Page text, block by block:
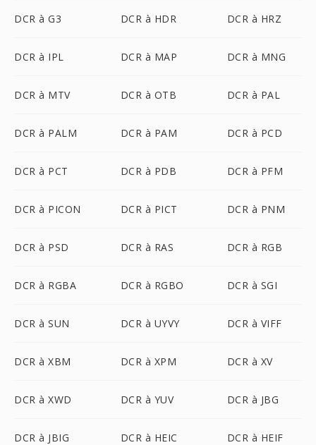
DCR à G3 DCR à HDR DCR à HRZ
DCR à IPL DCR à MAP DCR à MNG
DCR à MTV DCR à OTB DCR à PAL
DCR à PALM DCR à PAM DCR à PCD
DCR à PCT DCR à PDB DCR à PFM
DCR à PICON DCR à PICT DCR à PNM
DCR à PSD DCR à RAS DCR à RGB
DCR à RGBA DCR à RGBO DCR à SGI
DCR à SUN DCR à UYVY DCR à VIFF
DCR à XBM DCR à XPM DCR à XV
DCR à XWD DCR à YUV DCR à JBG
DCR à JBIG DCR à HEIC DCR à HEIF